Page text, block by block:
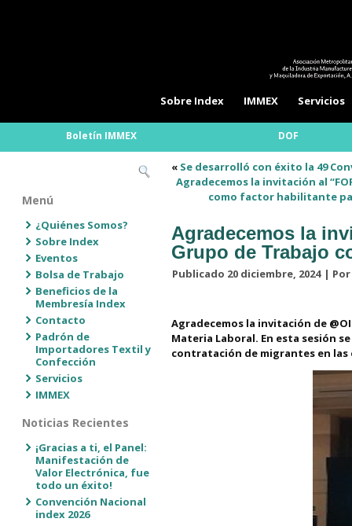
Sobre Index IMMEX Servicios
Boletín IMMEX DOF
Menú
¿Quiénes Somos?
Sobre Index
Eventos
Bolsa de Trabajo
Beneficios de la
Membresía Index
Contacto
Padrón de
Importadores Textil y
Confección
Servicios
IMMEX
Noticias Recientes
¡Gracias a ti, el Panel:
Manifestación de
Valor Electrónica, fue
todo un éxito!
Convención Nacional
index 2026
« Se desarrolló con éxito la 49
Agradecemos la invitación al
como factor habilitante
Agradecemos la
Grupo de Trabajo
Publicado 20 diciembre, 2024 | Por
Agradecemos la invitación de
Materia Laboral. En esta sesión
contratación de migrantes en